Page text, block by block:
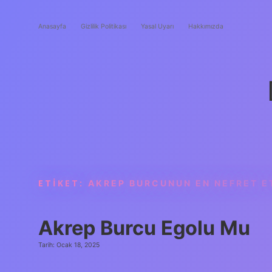
Anasayfa Gizlilik Politikası Yasal Uyarı Hakkımızda
ETIKET: AKREP BURCUNUN EN NEFRET
Akrep Burcu Egolu Mu
Tarih: Ocak 18, 2025